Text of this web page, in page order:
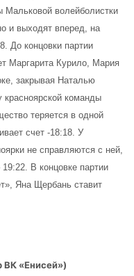
волейболистки
и выходят вперед, на
До концовки партии
Маргарита Курило, Мария
закрывая Наталью
красноярской команды
теряется в одной
счет -18:18. У
не справляются с ней,
В концовке партии
Яна Щербань ставит
ВК «Енисей»)